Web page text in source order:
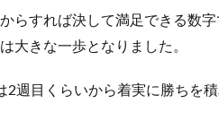
らすれば決して満足できる数
大きな一歩となりました。
2週目くらいから着実に勝ちを